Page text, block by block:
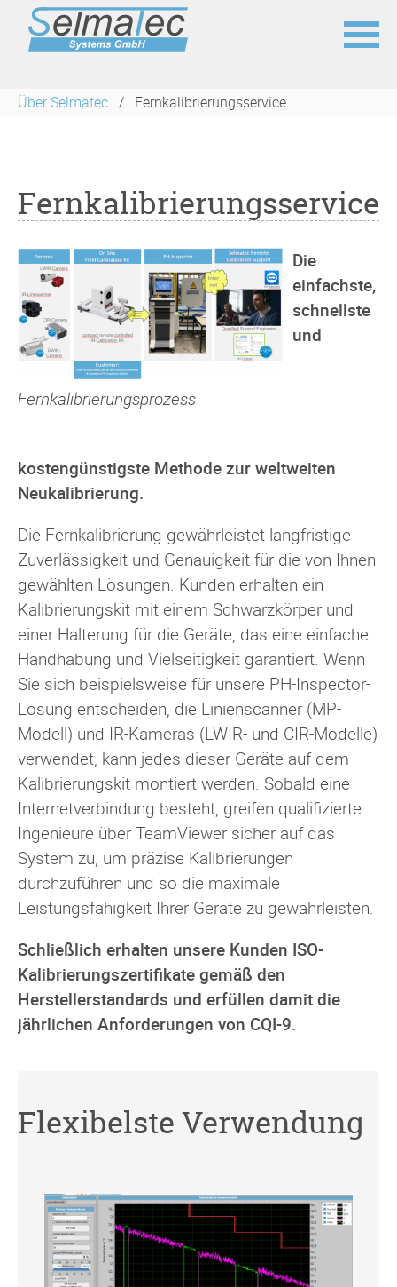
überspringen
Über Selmatec Fernkalibrierungsservice
Fernkalibrierungsservice
Fernkalibrierungsprozess
Die
einfachste,
schnellste
und
kostengünstigste Methode zur weltweiten
Neukalibrierung.
Die Fernkalibrierung gewährleistet langfristige
Zuverlässigkeit und Genauigkeit für die von Ihnen
gewählten Lösungen. Kunden erhalten ein
Kalibrierungskit mit einem Schwarzkörper und
einer Halterung für die Geräte, das eine einfache
Handhabung und Vielseitigkeit garantiert. Wenn
Sie sich beispielsweise für unsere PH-Inspector-
Lösung entscheiden, die Linienscanner (MP-
Modell) und IR-Kameras (LWIR- und CIR-Modelle)
verwendet, kann jedes dieser Geräte auf dem
Kalibrierungskit montiert werden. Sobald eine
Internetverbindung besteht, greifen qualifizierte
Ingenieure über TeamViewer sicher auf das
System zu, um präzise Kalibrierungen
durchzuführen und so die maximale
Leistungsfähigkeit Ihrer Geräte zu gewährleisten.
Schließlich erhalten unsere Kunden ISO-
Kalibrierungszertifikate gemäß den
Herstellerstandards und erfüllen damit die
jährlichen Anforderungen von CQI-9.
Flexibelste Verwendung